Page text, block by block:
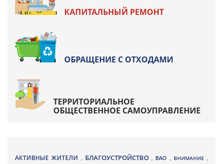
КАПИТАЛЬНЫЙ РЕМОНТ
ОБРАЩЕНИЕ С ОТХОДАМИ
ТЕРРИТОРИАЛЬНОЕ
ОБЩЕСТВЕННОЕ САМОУПРАВЛЕНИЕ
АКТИВНЫЕ ЖИТЕЛИ , БЛАГОУСТРОЙСТВО , ВАО , ВНИМАНИЕ ,